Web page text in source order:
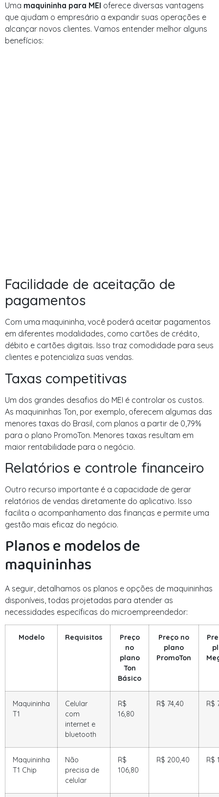
Uma maquininha para MEI oferece diversas vantagens
que ajudam o empresário a expandir suas operações e
alcançar novos clientes. Vamos entender melhor alguns
benefícios:
Facilidade de aceitação de
pagamentos
Com uma maquininha, você poderá aceitar pagamentos
em diferentes modalidades, como cartões de crédito,
débito e cartões digitais. Isso traz comodidade para seus
clientes e potencializa suas vendas.
Taxas competitivas
Um dos grandes desafios do MEI é controlar os custos.
As maquininhas Ton, por exemplo, oferecem algumas das
menores taxas do Brasil, com planos a partir de 0,79%
para o plano PromoTon. Menores taxas resultam em
maior rentabilidade para o negócio.
Relatórios e controle financeiro
Outro recurso importante é a capacidade de gerar
relatórios de vendas diretamente do aplicativo. Isso
facilita o acompanhamento das finanças e permite uma
gestão mais eficaz do negócio.
Planos e modelos de
maquininhas
A seguir, detalhamos os planos e opções de maquininhas
disponíveis, todas projetadas para atender as
necessidades específicas do microempreendedor:
Modelo Requisitos
Preço
no
plano
Ton
Básico
Preço no
plano
PromoTon
Maquininha
T1
Celular
com
internet e
bluetooth
R$
16,80
R$ 74,40 R$
Maquininha
T1 Chip
Não
precisa de
celular
R$
106,80
R$ 200,40 R$